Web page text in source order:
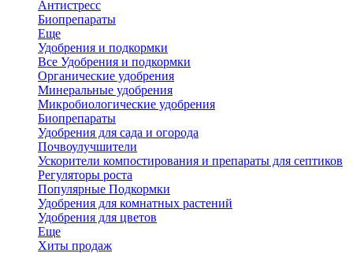
Антистресс
Биопрепараты
Еще
Удобрения и подкормки
Все Удобрения и подкормки
Органические удобрения
Минеральные удобрения
Микробиологические удобрения
Биопрепараты
Удобрения для сада и огорода
Почвоулучшители
Ускорители компостирования и препараты для септиков
Регуляторы роста
Популярные Подкормки
Удобрения для комнатных растений
Удобрения для цветов
Еще
Хиты продаж